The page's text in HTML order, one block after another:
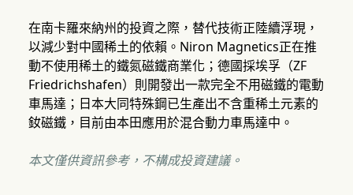
在南卡羅來納州的投資之際，替代技術正陸續浮現，
以減少對中國稀土的依賴。Niron Magnetics正在推
動不使用稀土的鐵氮磁鐵商業化；德國採埃孚（ZF
Friedrichshafen）則開發出一款完全不用磁鐵的電動
車馬達；日本大同特殊鋼已生產出不含重稀土元素的
釹磁鐵，目前由本田應用於混合動力車馬達中。
本文僅供資訊參考，不構成投資建議。